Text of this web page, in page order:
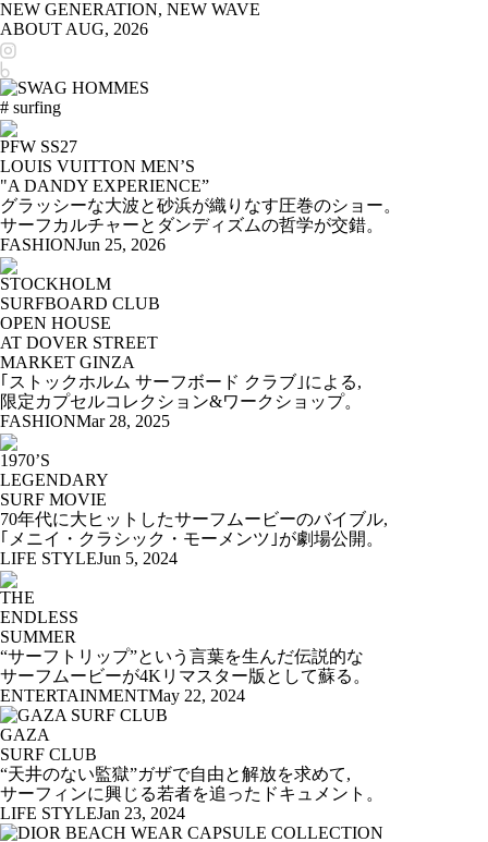
NEW GENERATION, NEW WAVE
ABOUT AUG, 2026
# surfing
PFW SS27
LOUIS VUITTON MEN’S
"A DANDY EXPERIENCE”
グラッシーな大波と砂浜が織りなす圧巻のショー。
サーフカルチャーとダンディズムの哲学が交錯。
FASHIONJun 25, 2026
STOCKHOLM
SURFBOARD CLUB
OPEN HOUSE
AT DOVER STREET
MARKET GINZA
｢ストックホルム サーフボード クラブ｣による,
限定カプセルコレクション&ワークショップ。
FASHIONMar 28, 2025
1970’S
LEGENDARY
SURF MOVIE
70年代に大ヒットしたサーフムービーのバイブル,
｢メニイ・クラシック・モーメンツ｣が劇場公開。
LIFE STYLEJun 5, 2024
THE
ENDLESS
SUMMER
“サーフトリップ”という言葉を生んだ伝説的な
サーフムービーが4Kリマスター版として蘇る。
ENTERTAINMENTMay 22, 2024
GAZA
SURF CLUB
“天井のない監獄”ガザで自由と解放を求めて,
サーフィンに興じる若者を追ったドキュメント。
LIFE STYLEJan 23, 2024